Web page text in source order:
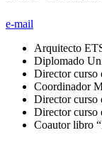
e-mail
Arquitecto
Diplomado
Director curso
Coordinador
Director curso
Director curso
Coautor libro